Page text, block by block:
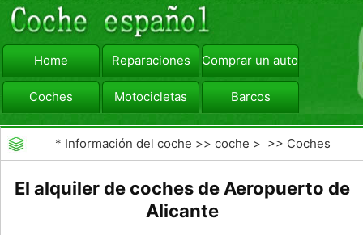
Home Reparaciones Comprar un automóvil
Coches Motocicletas Barcos
viajar Camiones
* Información del coche >>coche > >> Coches
El alquiler de coches de Aeropuerto de
Alicante